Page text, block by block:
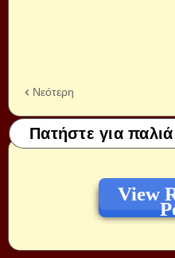
Νεότερη
Πατήστε για
View